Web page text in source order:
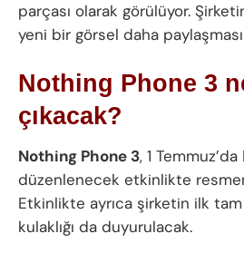
parçası olarak görülüyor.
yeni bir görsel daha
Nothing Phone 3
çıkacak?
Nothing Phone 3, 1
düzenlenecek etkinlikte
Etkinlikte ayrıca şirketin ilk
kulaklığı da duyurulacak.